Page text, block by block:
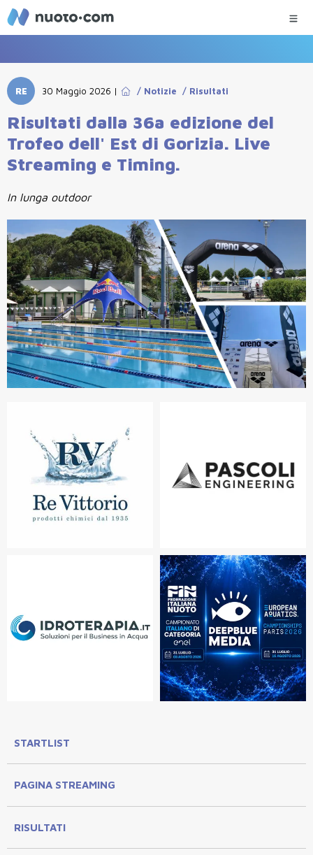
RE 30 Maggio 2026 | / Notizie / Risultati
Risultati dalla 36a edizione del
Trofeo dell' Est di Gorizia. Live
Streaming e Timing.
In lunga outdoor
STARTLIST
PAGINA STREAMING
RISULTATI